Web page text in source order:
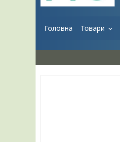
Головна Товари